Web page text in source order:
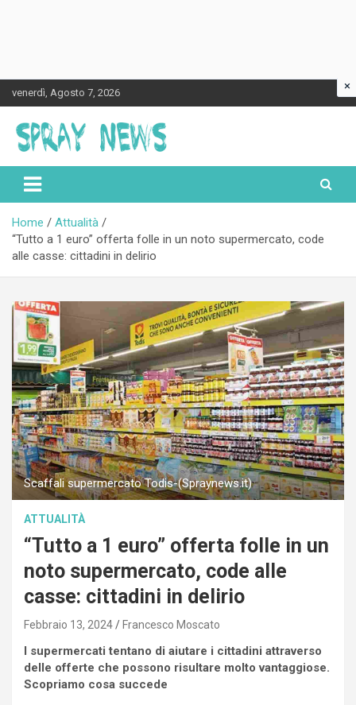
to
content
venerdì, Agosto 7, 2026
Spraynews.it
Home
Attualità
“Tutto a 1 euro” offerta folle in un noto supermercato, code
alle casse: cittadini in delirio
Scaffali supermercato Todis-(Spraynews.it)
ATTUALITÀ
“Tutto a 1 euro” offerta folle in un
noto supermercato, code alle
casse: cittadini in delirio
Febbraio 13, 2024 Francesco Moscato
I supermercati tentano di aiutare i cittadini attraverso
delle offerte che possono risultare molto vantaggiose.
Scopriamo cosa succede
×